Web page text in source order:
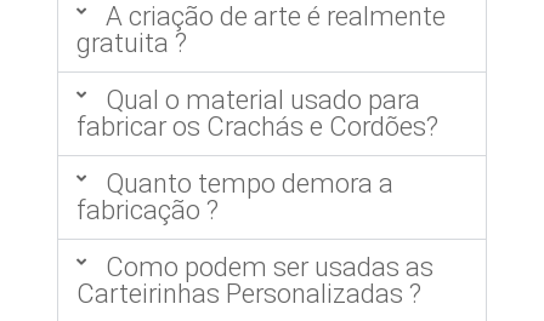
A criação de arte é realmente
gratuita ?
Qual o material usado para
fabricar os Crachás e Cordões?
Quanto tempo demora a
fabricação ?
Como podem ser usadas as
Carteirinhas Personalizadas ?